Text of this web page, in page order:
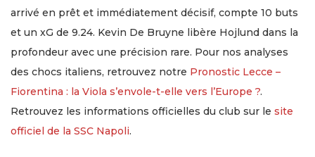
arrivé en prêt et immédiatement décisif, compte 10 buts
et un xG de 9.24. Kevin De Bruyne libère Hojlund dans la
profondeur avec une précision rare. Pour nos analyses
des chocs italiens, retrouvez notre Pronostic Lecce –
Fiorentina : la Viola s’envole-t-elle vers l’Europe ?.
Retrouvez les informations officielles du club sur le site
officiel de la SSC Napoli.